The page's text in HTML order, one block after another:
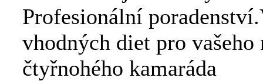
Profesionální
vhodných diet pro vašeho
čtyřnohého kamaráda